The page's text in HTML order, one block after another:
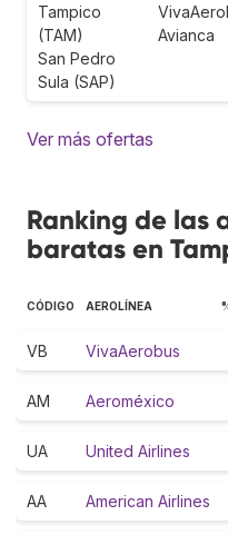
Tampico
(TAM)
San Pedro
Sula (SAP)
Avianca
Ver más ofertas
Ranking de las
baratas en
CÓDIGO AEROLÍNEA
VB VivaAerobus
AM Aeroméxico
UA United Airlines
AA American Airlines